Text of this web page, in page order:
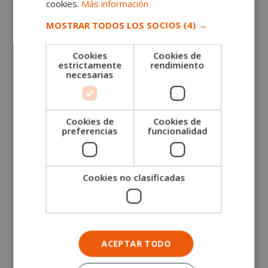
Técnico Experto en Cocina Creativa
precio
original
era:
1.520,00€.
precio
actual
cookies. Más información
MOSTRAR TODOS LOS SOCIOS (4) →
Cookies
estrictamente
necesarias
Cookies de
rendimiento
Cookies de
preferencias
Cookies de
funcionalidad
Cookies no clasificadas
ACEPTAR TODO